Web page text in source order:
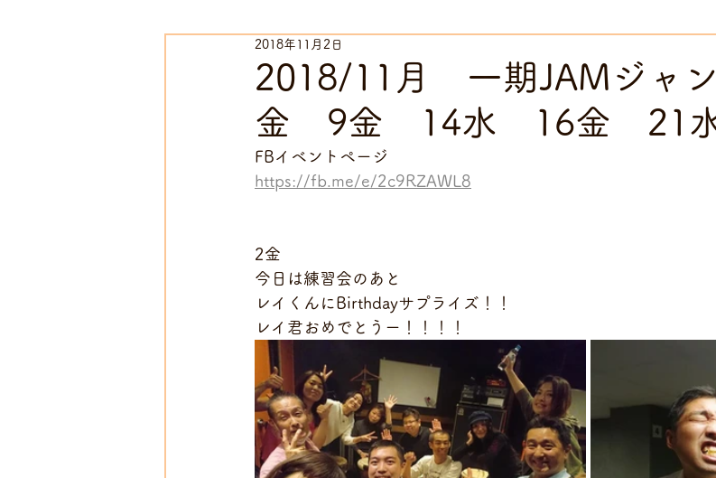
2018/11月 一期JAMジャ
金 9金 14水 16金 21
2018年11月2日
FBイベントページ
https://fb.me/e/2c9RZAWL8
2金
今日は練習会のあと
レイくんにBirthdayサプライズ！！
レイ君おめでとうー！！！！